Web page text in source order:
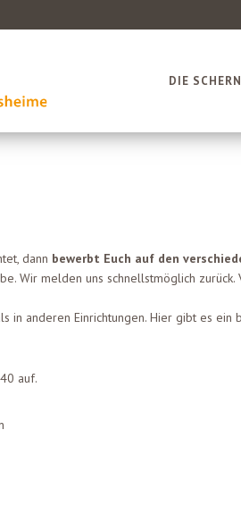
DIE
dann bewerbt Euch auf den
Wir melden uns schnellstmöglich zurück.
in anderen Einrichtungen. Hier gibt es
auf.